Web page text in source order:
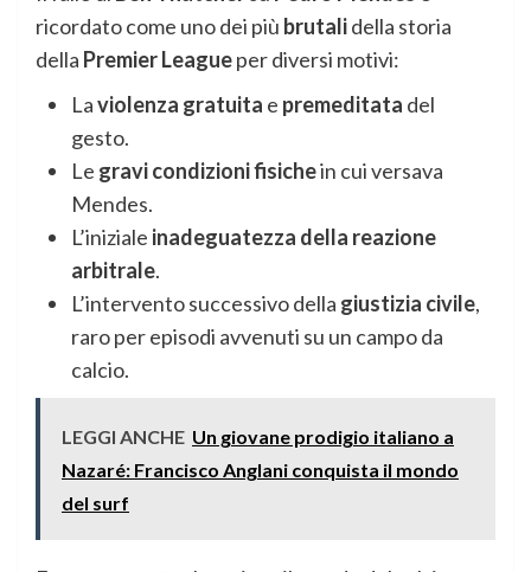
ricordato come uno dei più brutalidella storia
della Premier Leagueper diversi motivi:
Laviolenza gratuita e premeditata del
gesto.
Le gravi condizioni fisichein cui versava
Mendes.
L’iniziale inadeguatezza della reazione
arbitrale.
L’intervento successivo della giustizia civile,
raro per episodi avvenuti su un campo da
calcio.
LEGGI ANCHE Un giovane prodigio italiano a
Nazaré: Francisco Anglani conquista il mondo
del surf